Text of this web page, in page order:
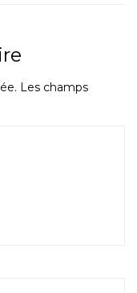
Les champs